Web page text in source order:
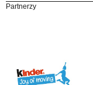
Partnerzy